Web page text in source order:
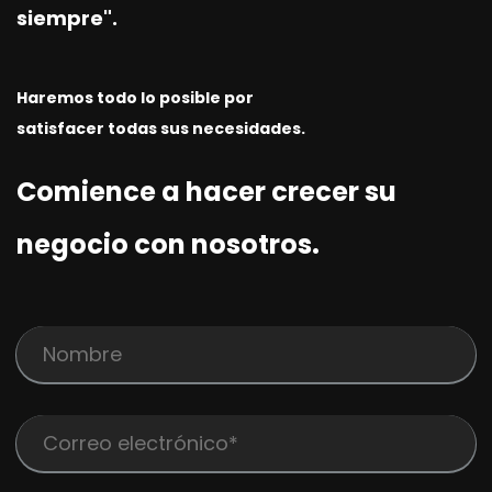
siempre".
Haremos todo lo posible por
satisfacer todas sus necesidades.
Comience a hacer crecer su
negocio con nosotros.